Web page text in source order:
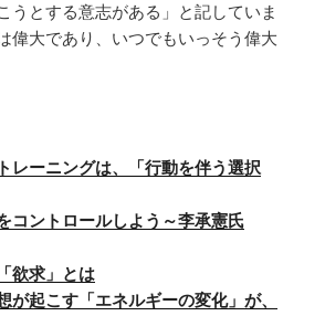
うとする意志がある」と記していま
偉大であり、いつでもいっそう偉大
レーニングは、「行動を伴う選択
コントロールしよう～李承憲氏
欲求」とは
が起こす「エネルギーの変化」が、